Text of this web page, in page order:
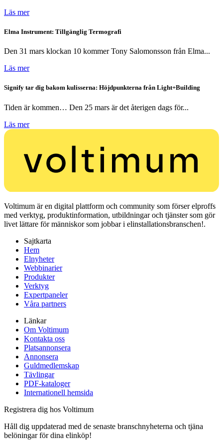
Läs mer
Elma Instrument: Tillgänglig Termografi
Den 31 mars klockan 10 kommer Tony Salomonsson från Elma...
Läs mer
Signify tar dig bakom kulisserna: Höjdpunkterna från Light+Building
Tiden är kommen… Den 25 mars är det återigen dags för...
Läs mer
Voltimum är en digital plattform och community som förser elproffs
med verktyg, produktinformation, utbildningar och tjänster som gör
livet lättare för människor som jobbar i elinstallationsbranschen!.
Sajtkarta
Hem
Elnyheter
Webbinarier
Produkter
Verktyg
Expertpaneler
Våra partners
Länkar
Om Voltimum
Kontakta oss
Platsannonsera
Annonsera
Guldmedlemskap
Tävlingar
PDF-kataloger
Internationell hemsida
Registrera dig hos Voltimum
Håll dig uppdaterad med de senaste branschnyheterna och tjäna
belöningar för dina elinköp!